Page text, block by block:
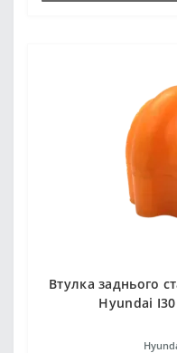
Втулка заднього
Hyundai